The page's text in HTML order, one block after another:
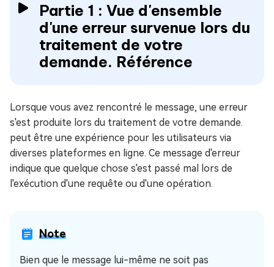
Partie 1 : Vue d'ensemble
d'une erreur survenue lors du
traitement de votre
demande. Référence
Lorsque vous avez rencontré le message, une erreur
s'est produite lors du traitement de votre demande.
peut être une expérience pour les utilisateurs via
diverses plateformes en ligne. Ce message d'erreur
indique que quelque chose s'est passé mal lors de
l'exécution d'une requête ou d'une opération.
Note
Bien que le message lui-même ne soit pas